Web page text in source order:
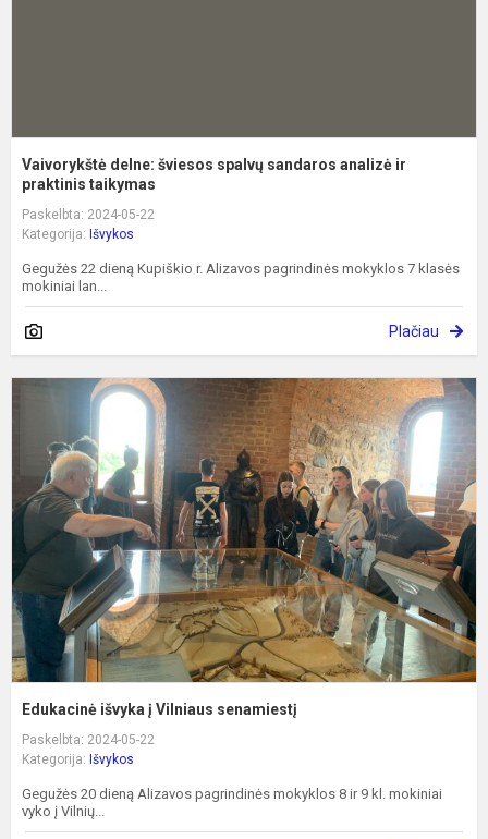
Vaivorykštė delne: šviesos spalvų sandaros analizė ir
praktinis taikymas
Paskelbta: 2024-05-22
Kategorija: Išvykos
Gegužės 22 dieną Kupiškio r. Alizavos pagrindinės mokyklos 7 klasės
mokiniai lan...
Plačiau
Edukacinė išvyka į Vilniaus senamiestį
Paskelbta: 2024-05-22
Kategorija: Išvykos
Gegužės 20 dieną Alizavos pagrindinės mokyklos 8 ir 9 kl. mokiniai
vyko į Vilnių...